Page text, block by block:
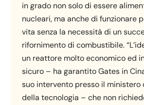
in grado non solo di essere
nucleari, ma anche di funzionare
vita senza la necessità di un
rifornimento di combustibile.
un reattore molto economico ed
sicuro – ha garantito Gates in
suo intervento presso il ministero
della tecnologia – che non